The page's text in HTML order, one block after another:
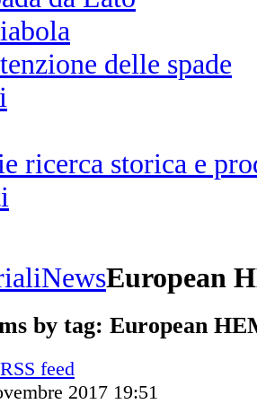
delle spade
ricerca storica e
NewsEuropean
by tag: European
feed
2017 19:51